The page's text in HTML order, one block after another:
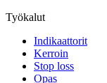
Työkalut
Indikaattorit
Kerroin
Stop loss
Opas